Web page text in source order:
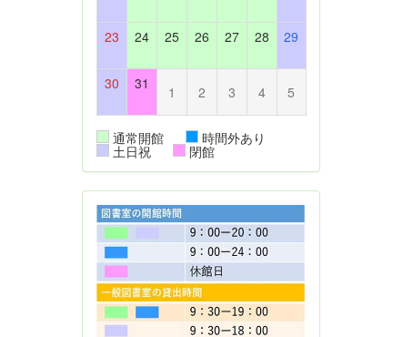
23 24 25 26 27 28 29
30 31 1 2 3 4 5
通常開館 時間外あり
土日祝 閉館